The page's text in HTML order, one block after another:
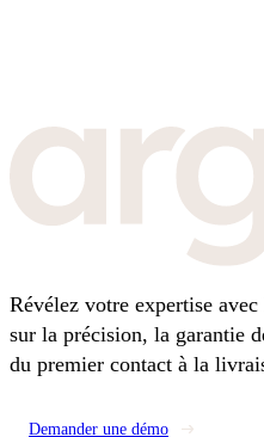
Révélez votre expertise
sur la précision, la garantie
du premier contact à la
Demander une démo